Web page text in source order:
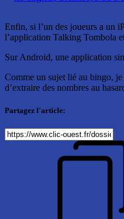
Enfin, si l’un des joueurs a un
l’application Talking Tombola
Sur Android, une application
Comme un sujet lié au bingo,
d’extraire des nombres au
Partagez l'article: